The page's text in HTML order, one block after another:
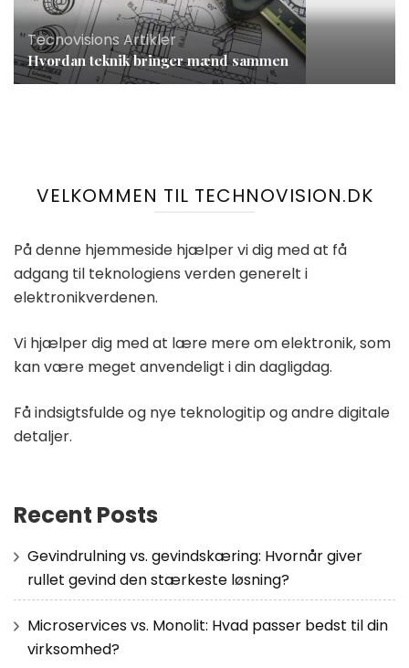
Tecnovisions Artikler
Hvordan teknik bringer mænd sammen
VELKOMMEN TIL TECHNOVISION.DK
På denne hjemmeside hjælper vi dig med at få
adgang til teknologiens verden generelt i
elektronikverdenen.
Vi hjælper dig med at lære mere om elektronik, som
kan være meget anvendeligt i din dagligdag.
Få indsigtsfulde og nye teknologitip og andre digitale
detaljer.
Recent Posts
Gevindrulning vs. gevindskæring: Hvornår giver
rullet gevind den stærkeste løsning?
Microservices vs. Monolit: Hvad passer bedst til din
virksomhed?